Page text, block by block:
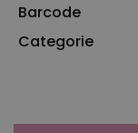
Barcode
Categorie